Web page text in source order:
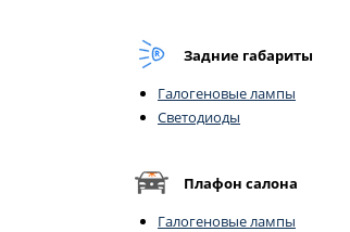
Задние габариты
Галогеновые лампы
Светодиоды
Плафон салона
Галогеновые лампы